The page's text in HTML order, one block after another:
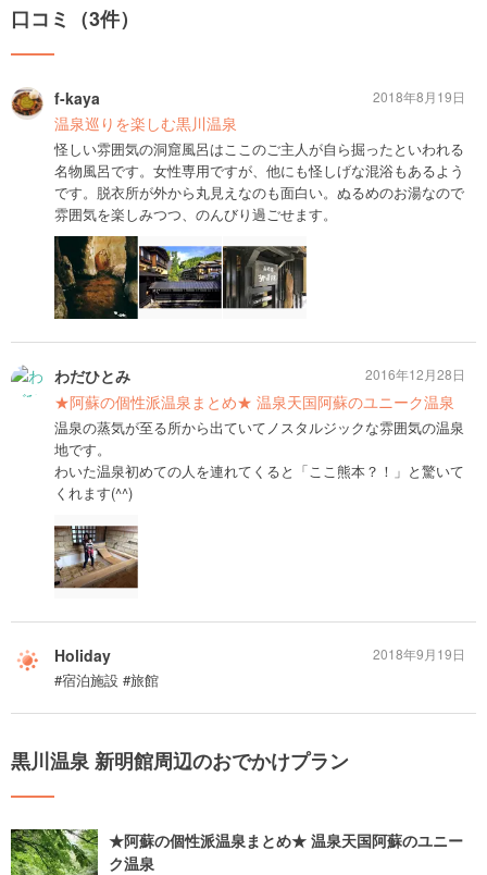
口コミ（3件）
f-kaya
温泉巡りを楽しむ黒川温泉
怪しい雰囲気の洞窟風呂はここのご主人が自ら掘ったといわれる
名物風呂です。女性専用ですが、他にも怪しげな混浴もあるよう
です。脱衣所が外から丸見えなのも面白い。ぬるめのお湯なので
雰囲気を楽しみつつ、のんびり過ごせます。
2018年8月19日
わだひとみ
★阿蘇の個性派温泉まとめ★ 温泉天国阿蘇のユニーク温泉
温泉の蒸気が至る所から出ていてノスタルジックな雰囲気の温泉
地です。
わいた温泉初めての人を連れてくると「ここ熊本？！」と驚いて
くれます(^^)
2016年12月28日
Holiday
#宿泊施設 #旅館
2018年9月19日
黒川温泉 新明館周辺のおでかけプラン
★阿蘇の個性派温泉まとめ★ 温泉天国阿蘇のユニー
ク温泉